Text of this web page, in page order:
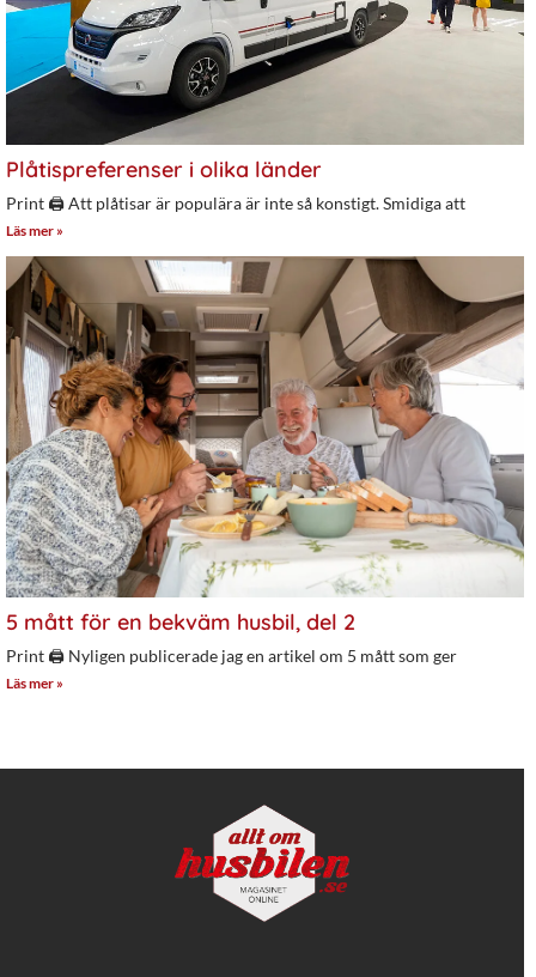
Plåtispreferenser i olika länder
Print 🖨 Att plåtisar är populära är inte så konstigt. Smidiga att
Läs mer »
5 mått för en bekväm husbil, del 2
Print 🖨 Nyligen publicerade jag en artikel om 5 mått som ger
Läs mer »